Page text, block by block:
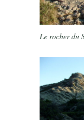
Le rocher du